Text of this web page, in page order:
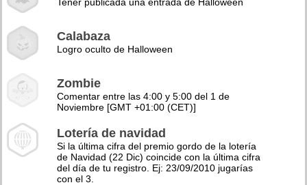
Calabaza
Logro oculto de Halloween
Zombie
Comentar entre las 4:00 y 5:00 del 1 de
Noviembre [GMT +01:00 (CET)]
Lotería de navidad
Si la última cifra del premio gordo de la lotería
de Navidad (22 Dic) coincide con la última cifra
del día de tu registro. Ej: 23/09/2010 jugarías
con el 3.